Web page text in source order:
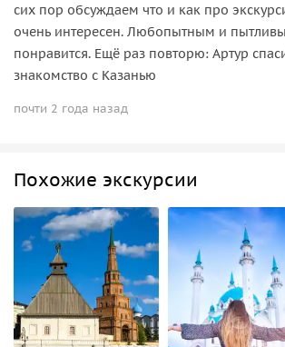
сих пор обсуждаем что и как про
очень интересен. Любопытным и
понравится. Ещё раз повторю: Артур
знакомство с Казанью
почти 2 года назад
Похожие экскурсии